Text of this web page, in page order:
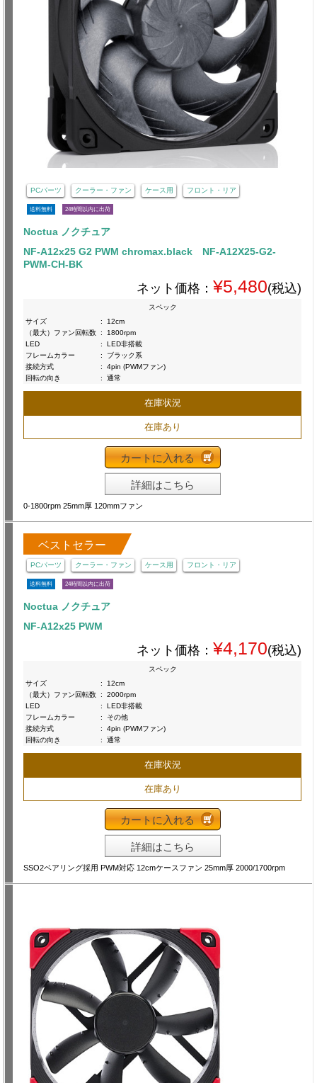
PCパーツ クーラー・ファン ケース用 フロント・リア
送料無料 24時間以内に出荷
Noctua ノクチュア
NF-A12x25 G2 PWM chromax.black NF-A12X25-G2-
PWM-CH-BK
ネット価格： ¥5,480(税込)
スペック
サイズ
:
12cm
（最大）ファン回転数 :
1800rpm
LED
:
LED非搭載
フレームカラー
:
ブラック系
接続方式
:
4pin (PWMファン)
回転の向き
: 通常
在庫状況
在庫あり
カートに入れる
詳細はこちら
0-1800rpm 25mm厚 120mmファン
ベストセラー
PCパーツ クーラー・ファン ケース用 フロント・リア
送料無料 24時間以内に出荷
Noctua ノクチュア
NF-A12x25 PWM
ネット価格： ¥4,170(税込)
スペック
サイズ
:
12cm
（最大）ファン回転数 :
2000rpm
LED
:
LED非搭載
フレームカラー
:
その他
接続方式
:
4pin (PWMファン)
回転の向き
: 通常
在庫状況
在庫あり
カートに入れる
詳細はこちら
SSO2ベアリング採用 PWM対応 12cmケースファン 25mm厚 2000/1700rpm